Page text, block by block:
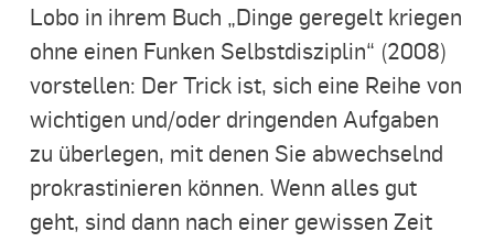
Lobo in ihrem Buch „Dinge geregelt kriegen
ohne einen Funken Selbstdisziplin“ (2008)
vorstellen: Der Trick ist, sich eine Reihe von
wichtigen und/oder dringenden Aufgaben
zu überlegen, mit denen Sie abwechselnd
prokrastinieren können. Wenn alles gut
geht, sind dann nach einer gewissen Zeit